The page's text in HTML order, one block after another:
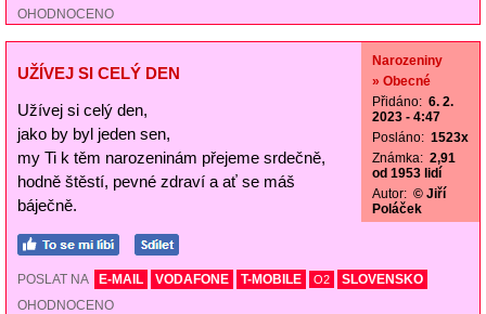
OHODNOCENO
UŽÍVEJ SI CELÝ DEN
Užívej si celý den,
jako by byl jeden sen,
my Ti k těm narozeninám přejeme srdečně,
hodně štěstí, pevné zdraví a ať se máš
báječně.
Narozeniny
» Obecné
Přidáno: 6. 2.
2023 - 4:47
Posláno: 1523x
Známka: 2,91
od 1953 lidí
Autor: © Jiří
Poláček
POSLAT NA E-MAIL VODAFONE T-MOBILE O2
SLOVENSKO
OHODNOCENO